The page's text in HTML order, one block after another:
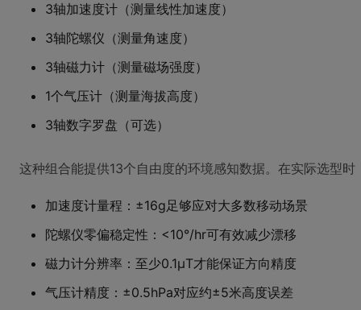
3轴加速度计（测量线性加速度）
3轴陀螺仪（测量角速度）
3轴磁力计（测量磁场强度）
1个气压计（测量海拔高度）
3轴数字罗盘（可选）
这种组合能提供13个自由度的环境感知数据。在实际选型
加速度计量程：±16g足够应对大多数移动场景
陀螺仪零偏稳定性：<10°/hr可有效减少漂移
磁力计分辨率：至少0.1μT才能保证方向精度
气压计精度：±0.5hPa对应约±5米高度误差